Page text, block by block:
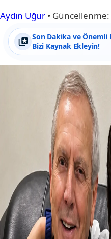
Aydın Uğur • Güncellenme:
Son Dakika ve
Bizi Kaynak Ekleyin!